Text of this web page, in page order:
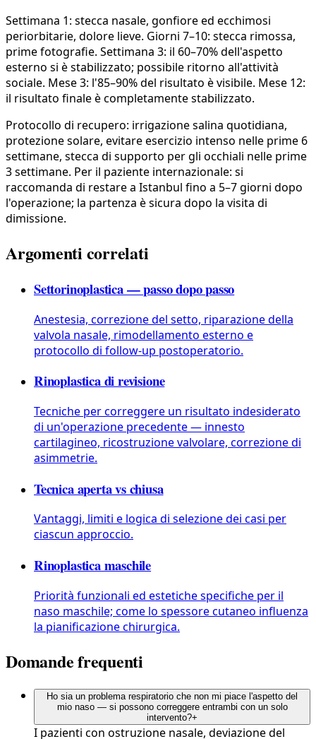
Settimana 1: stecca nasale, gonfiore ed ecchimosi
periorbitarie, dolore lieve. Giorni 7–10: stecca rimossa,
prime fotografie. Settimana 3: il 60–70% dell'aspetto
esterno si è stabilizzato; possibile ritorno all'attività
sociale. Mese 3: l'85–90% del risultato è visibile. Mese 12:
il risultato finale è completamente stabilizzato.
Protocollo di recupero: irrigazione salina quotidiana,
protezione solare, evitare esercizio intenso nelle prime 6
settimane, stecca di supporto per gli occhiali nelle prime
3 settimane. Per il paziente internazionale: si
raccomanda di restare a Istanbul fino a 5–7 giorni dopo
l'operazione; la partenza è sicura dopo la visita di
dimissione.
Argomenti correlati
Settorinoplastica — passo dopo passo
Anestesia, correzione del setto, riparazione della
valvola nasale, rimodellamento esterno e
protocollo di follow-up postoperatorio.
Rinoplastica di revisione
Tecniche per correggere un risultato indesiderato
di un'operazione precedente — innesto
cartilagineo, ricostruzione valvolare, correzione di
asimmetrie.
Tecnica aperta vs chiusa
Vantaggi, limiti e logica di selezione dei casi per
ciascun approccio.
Rinoplastica maschile
Priorità funzionali ed estetiche specifiche per il
naso maschile; come lo spessore cutaneo influenza
la pianificazione chirurgica.
Domande frequenti
Ho sia un problema respiratorio che non mi piace l'aspetto del
mio naso — si possono correggere entrambi con un solo
intervento?+
I pazienti con ostruzione nasale, deviazione del